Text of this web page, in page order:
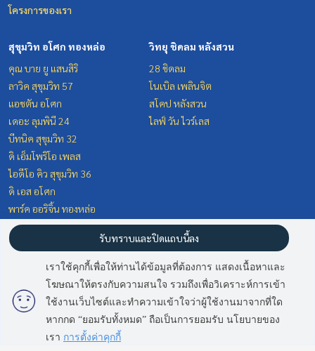
โครงการของเรา
สุขุมวิท อโศก ทองหล่อ
คุณ บาย ยู แสนสิริ
ลาวิค สุขุมวิท 57
แอชตัน อโศก
เดอะ ลุมพินี 24
บีทนิค สุขุมวิท 32
ดิ เอ็มโพริโอ เพลส
ไอดีโอ คิว สุขุมวิท 36
ดิ เอส อโศก
พาร์ค ออริจิ้น ทองหล่อ
วิทยุ ชิดลม หลังสวน
28 ชิดลม
โนเบิล เพลินจิต
สโคป หลังสวน
ไลฟ์ วัน ไวร์เลส
พัฒนาการ ศรีนครินทร์
นันทวัน พระราม 9 - กรุงเทพกรีฑา
บางนา แบริ่ง ลาซาล
เดอะ ซิตี้ บางนา (โครงการใหม่)
เซนโทร บางนา
ทำเลน่าสนใจ
พัฒนาการ ศรีนครินทร์
วิทยุ ชิดลม หลังสวน
ข้อตกลงและเงื่อนไข
เราใช้คุกกี้เพื่อให้ท่านได้ข้อมูลที่ต้องการ แสดงเนื้อหาและ
โฆษณาให้ตรงกับความสนใจ รวมถึงเพื่อวิเคราะห์การเข้า
ใช้งานเว็บไซต์และทำความเข้าใจว่าผู้ใช้งานมาจากที่ใด
หากกด “ยอมรับทั้งหมด” ถือเป็นการยอมรับ นโยบายของ
เรา การตั้งค่าคุกกี้
รับทราบและปิดแถบนี้ลง